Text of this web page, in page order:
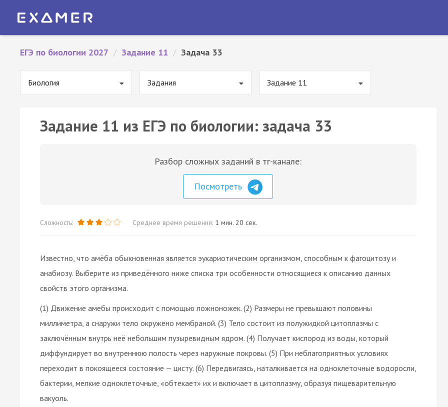
ЕГЭ по биологии 2027 / Задание 11 / Задача 33
Биология Задания Задание 11
Задание 11 из ЕГЭ по биологии: задача 33
Разбор сложных заданий в тг-канале:
Посмотреть
Сложность: Среднее время решения: 1 мин. 20 сек.
Известно, что амёба обыкновенная является эукариотическим организмом, способным к фагоцитозу и
анабиозу. Выберите из приведённого ниже списка три особенности относящиеся к описанию данных
свойств этого организма.
(1) Движение амебы происходит с помощью ложноножек. (2) Размеры не превышают половины
миллиметра, а снаружи тело окружено мембраной. (3) Тело состоит из полужидкой цитоплазмы с
заключённым внутрь неё небольшим пузыревидным ядром. (4) Получает кислород из воды, который
диффундирует во внутреннюю полость через наружные покровы. (5) При неблагоприятных условиях
переходит в покоящееся состояние — цисту. (6) Передвигаясь, наталкивается на одноклеточные водоросли,
бактерии, мелкие одноклеточные, «обтекает» их и включает в цитоплазму, образуя пищеварительную
вакуоль.